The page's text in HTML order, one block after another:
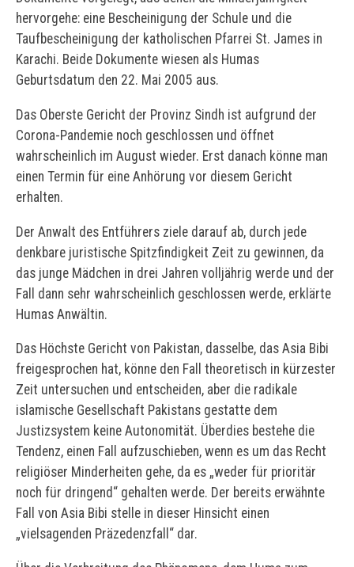
hervorgehe: eine Bescheinigung der Schule und die
Taufbescheinigung der katholischen Pfarrei St. James in
Karachi. Beide Dokumente wiesen als Humas
Geburtsdatum den 22. Mai 2005 aus.
Das Oberste Gericht der Provinz Sindh ist aufgrund der
Corona-Pandemie noch geschlossen und öffnet
wahrscheinlich im August wieder. Erst danach könne man
einen Termin für eine Anhörung vor diesem Gericht
erhalten.
Der Anwalt des Entführers ziele darauf ab, durch jede
denkbare juristische Spitzfindigkeit Zeit zu gewinnen, da
das junge Mädchen in drei Jahren volljährig werde und der
Fall dann sehr wahrscheinlich geschlossen werde, erklärte
Humas Anwältin.
Das Höchste Gericht von Pakistan, dasselbe, das Asia Bibi
freigesprochen hat, könne den Fall theoretisch in kürzester
Zeit untersuchen und entscheiden, aber die radikale
islamische Gesellschaft Pakistans gestatte dem
Justizsystem keine Autonomität. Überdies bestehe die
Tendenz, einen Fall aufzuschieben, wenn es um das Recht
religiöser Minderheiten gehe, da es „weder für prioritär
noch für dringend“ gehalten werde. Der bereits erwähnte
Fall von Asia Bibi stelle in dieser Hinsicht einen
„vielsagenden Präzedenzfall“ dar.